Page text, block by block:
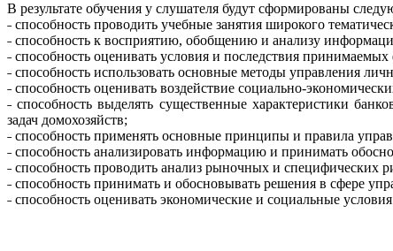
В результате обучения у слушателя будут сформированы
˗ способность проводить учебные занятия широкого
˗ способность к восприятию, обобщению и анализу
˗ способность оценивать условия и последствия
˗ способность использовать основные методы управления
˗ способность оценивать воздействие социально-
˗ способность выделять существенные характеристики
задач домохозяйств;
˗ способность применять основные принципы и правила
˗ способность анализировать информацию и принимать
˗ способность проводить анализ рыночных и специфических
˗ способность принимать и обосновывать решения в сфере
˗ способность оценивать экономические и социальные